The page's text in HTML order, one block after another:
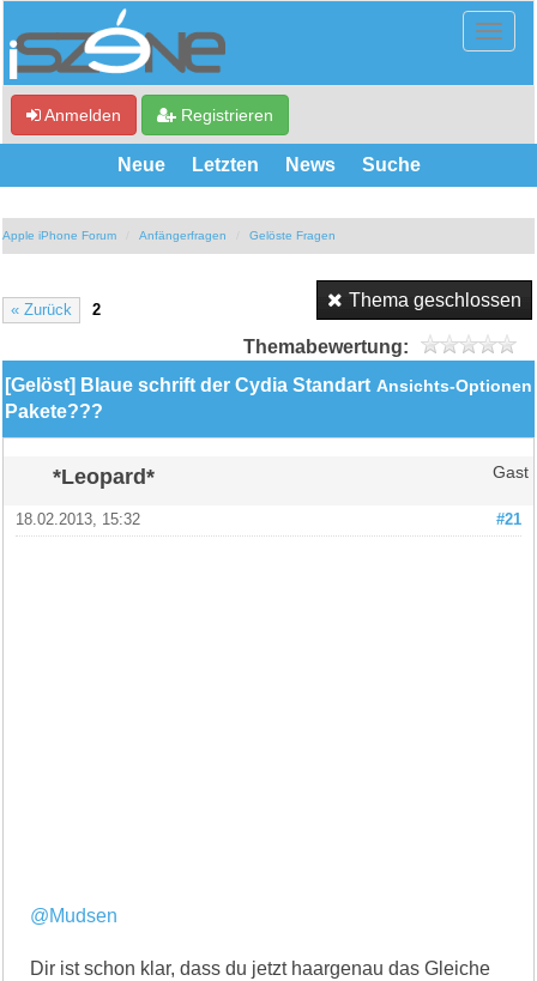
Anmelden Registrieren
Neue Letzten News Suche
Apple iPhone Forum Anfängerfragen Gelöste Fragen
« Zurück 2 Thema geschlossen
Themabewertung:
Ansichts-Optionen
[Gelöst] Blaue schrift der Cydia Standart
Pakete???
*Leopard* Gast
#21
18.02.2013, 15:32
@Mudsen
Dir ist schon klar, dass du jetzt haargenau das Gleiche